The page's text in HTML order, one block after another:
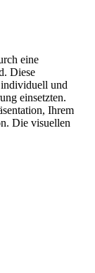
eine
Diese
und
einsetzten.
Ihrem
Die visuellen